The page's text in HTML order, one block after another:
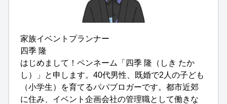
家族イベントプランナー
四季 隆
はじめまして！ペンネーム「四季 隆（しき たか
し）」と申します。40代男性、既婚で2人の子ども
（小学生）を育てるパパブロガーです。都市近郊
に住み、イベント企画会社の管理職として働きな